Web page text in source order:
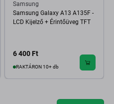
Samsung
Samsung Galaxy A13 A135F -
LCD Kijelző + Érintőüveg TFT
6 400 Ft
RAKTÁRON 10+ db